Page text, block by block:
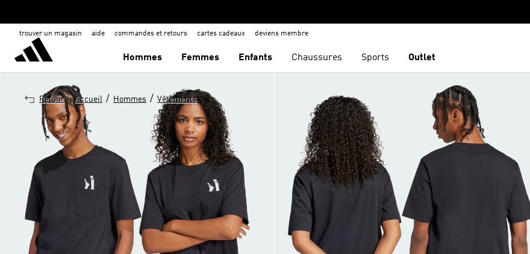
trouver un magasin aide commandes et retours cartes cadeaux deviens membre
Hommes Femmes Enfants Chaussures Sports Outlet
Retour Accueil / Hommes / Vêtements